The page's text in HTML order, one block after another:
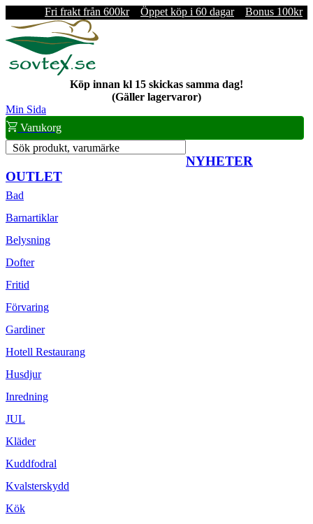
Fri frakt från 600kr Öppet köp i 60 dagar Bonus 100kr
Köp innan kl 15 skickas samma dag!
(Gäller lagervaror)
Min Sida
Varukorg
Sök produkt, varumärke
NYHETER
OUTLET
Bad
Barnartiklar
Belysning
Dofter
Fritid
Förvaring
Gardiner
Hotell Restaurang
Husdjur
Inredning
JUL
Kläder
Kuddfodral
Kvalsterskydd
Kök